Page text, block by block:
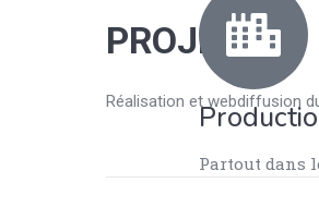
Partout dans
PROJETS
Réalisation et webdiffusion